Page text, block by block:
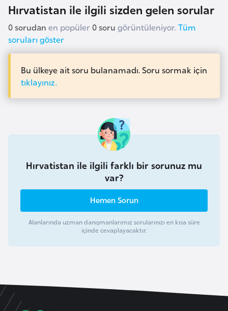
Hırvatistan ile ilgili sizden gelen sorular
0 sorudan en popüler0 soru görüntüleniyor.Tüm
soruları göster
Bu ülkeye ait soru bulanamadı. Soru sormak için
tıklayınız.
Hırvatistan ile ilgili farklı bir sorunuz mu
var?
Hemen Sorun
Alanlarında uzman danışmanlarımız sorularınızı en kısa süre
içinde cevaplayacaktır.
y
c
a
n
B
a
a
e
ş